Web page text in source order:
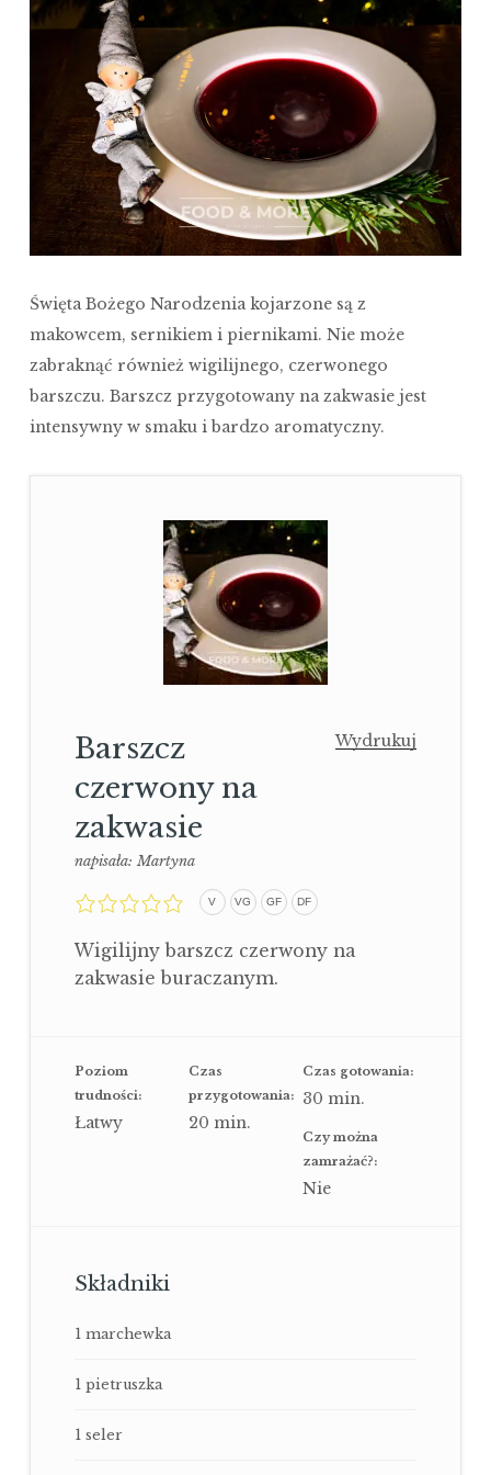
Święta Bożego Narodzenia kojarzone są z
makowcem, sernikiem i piernikami. Nie może
zabraknąć również wigilijnego, czerwonego
barszczu. Barszcz przygotowany na zakwasie jest
intensywny w smaku i bardzo aromatyczny.
Wydrukuj
Barszcz
czerwony na
zakwasie
napisała:Martyna
0,0
rating
V VG GF DF
Wigilijny barszcz czerwony na
zakwasie buraczanym.
Poziom
trudności:
Łatwy
Czas
przygotowania:
20 min.
Czas gotowania:
30 min.
Czy można
zamrażać?:
Nie
Składniki
1 marchewka
1 pietruszka
1 seler